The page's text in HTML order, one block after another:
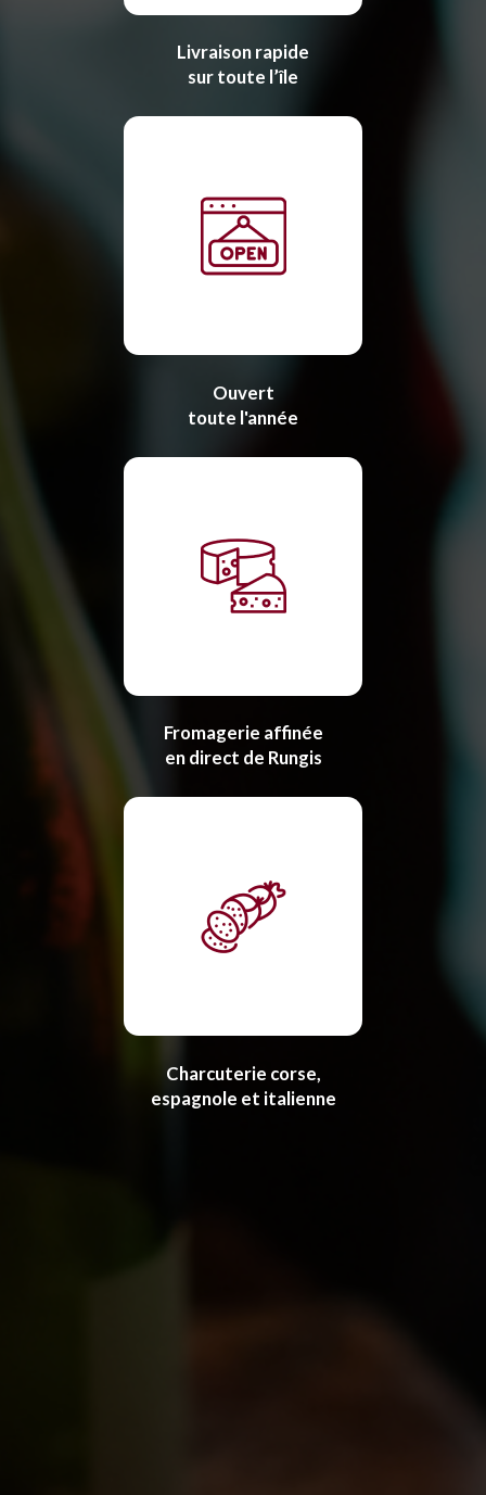
Livraison rapide
sur toute l’île
Ouvert
toute l'année
Fromagerie affinée
en direct de Rungis
Charcuterie corse,
espagnole et italienne